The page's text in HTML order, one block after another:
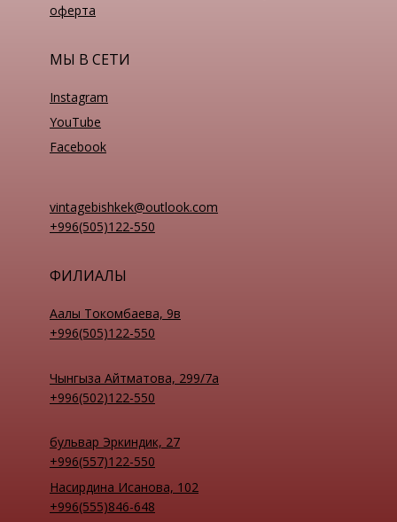
оферта
МЫ В СЕТИ
Instagram
YouTube
Facebook
ФИЛИАЛЫ
Аалы Токомбаева, 9в
+996(505)122-550
Чынгыза Айтматова, 299/7а
+996(502)122-550
бульвар Эркиндик, 27
+996(557)122-550
Насирдина Исанова, 102
+996(555)846-648
vintagebishkek@outlook.com
+996(505)122-550